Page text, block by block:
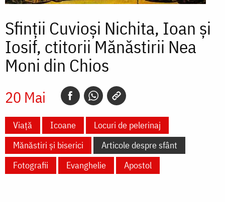
Sfinții Cuvioși Nichita, Ioan și
Iosif, ctitorii Mănăstirii Nea
Moni din Chios
20 Mai
Viață Icoane
Locuri de pelerinaj
Mănăstiri și biserici
Articole despre sfânt
Fotografii
Evanghelie Apostol